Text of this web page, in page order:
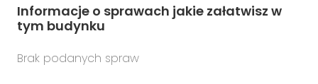
Informacje o sprawach jakie załatwisz w
tym budynku
Brak podanych spraw